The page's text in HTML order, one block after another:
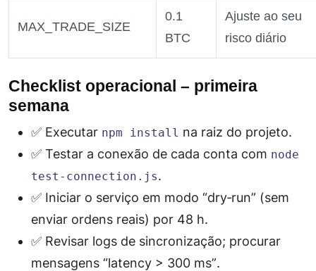
MAX_TRADE_SIZE
0.1
BTC
Ajuste ao seu
risco diário
Checklist operacional – primeira
semana
✅ Executar npm install na raiz do projeto.
✅ Testar a conexão de cada conta com node
test‑connection.js.
✅ Iniciar o serviço em modo “dry‑run” (sem
enviar ordens reais) por 48 h.
✅ Revisar logs de sincronização; procurar
mensagens “latency > 300 ms”.